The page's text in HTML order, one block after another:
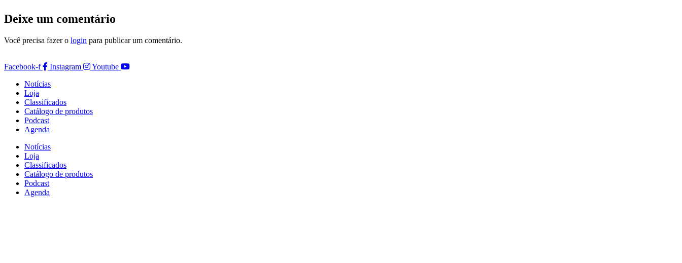
Deixe um comentário
Você precisa fazer o login para publicar um comentário.
Facebook-f Instagram
Youtube
Notícias
Loja
Classificados
Catálogo de produtos
Podcast
Agenda
Notícias
Loja
Classificados
Catálogo de produtos
Podcast
Agenda